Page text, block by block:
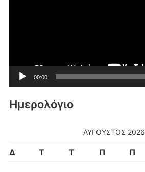
00:00
Ημερολόγιο
ΑΎΓΟΥΣΤΟΣ 2026
Δ Τ Τ Π Π